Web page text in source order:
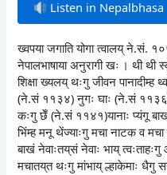
Listen in Nepalbhasa
ख्वपया जगाति योगा त्वालय् ने.सं.
नेपालभाषाया अनुरागी खः । थी थी
शिक्षा ख्यलय् थःगु जीवन पानादीम्ह
(ने.सं ११३४) नुगः घाः (ने.सं
कःगु छेँ (ने.सं ११४१)यानाः प्यंगू
भिंम्ह मनू थेंज्याःगु मचा नाटक व
बाखं नेवाःतय्‌सं नेवाः भाय्
मचातय्‌त थःगु मांभाय् ल्हाकेमाः धैगु